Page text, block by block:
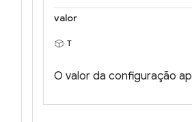
valor
T
O valor da configuração